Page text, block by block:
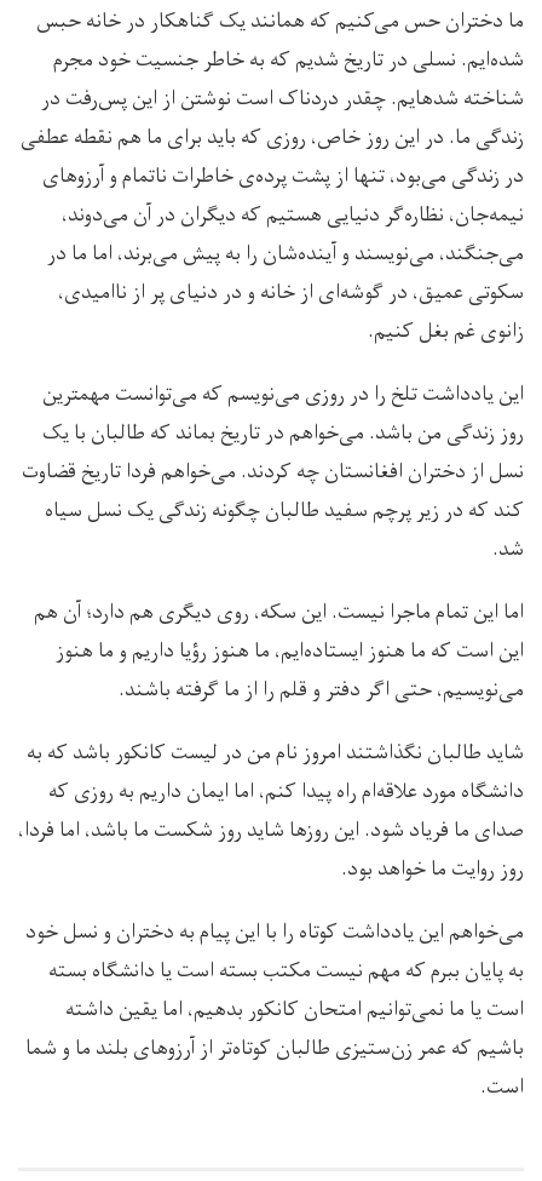
ما دختران حس می‌کنیم که همانند یک گناهکار در خانه حبس
شده‌ایم. نسلی در تاریخ شدیم که به خاطر جنسیت خود مجرم
شناخته شده‎ایم. چقدر دردناک است نوشتن از این پس‌رفت در
زندگی ما. در این روز خاص، روزی که باید برای ما هم نقطه عطفی
در زندگی می‌بود، تنها از پشت پرده‌ی خاطرات ناتمام و آرزوهای
نیمه‌جان، نظاره‌گر دنیایی هستیم که دیگران در آن می‌دوند،
می‌جنگند، می‌نویسند و آینده‌شان را به پیش می‌برند، اما ما در
سکوتی عمیق، در گوشه‌ای از خانه و در دنیای پر از ناامیدی،
زانوی غم بغل کنیم.
این یادداشت تلخ را در روزی می‌نویسم که می‌توانست مهمترین
روز زندگی من باشد. می‌خواهم در تاریخ بماند که طالبان با یک
نسل از دختران افغانستان چه کردند. می‌خواهم فردا تاریخ قضاوت
کند که در زیر پرچم سفید طالبان چگونه زندگی یک نسل سیاه
شد.
اما این تمام ماجرا نیست. این سکه، روی دیگری هم دارد؛ آن هم
این است که ما هنوز ایستاده‌ایم، ما هنوز رؤیا داریم و ما هنوز
می‌نویسیم، حتی اگر دفتر و قلم را از ما گرفته باشند.
شاید طالبان نگذاشتند امروز نام من در لیست کانکور باشد که به
دانشگاه مورد علاقه‌ام راه پیدا کنم، اما ایمان داریم به روزی که
صدای ما فریاد شود. این روزها شاید روز شکست ما باشد، اما فردا،
روز روایت ما خواهد بود.
می‌خواهم این یادداشت کوتاه را با این پیام به دختران و نسل خود
به پایان ببرم که مهم نیست مکتب بسته است یا دانشگاه بسته
است یا ما نمی‌توانیم امتحان کانکور بدهیم، اما یقین داشته
باشیم که عمر زن‌ستیزی طالبان کوتاه‌تر از آرزوهای بلند ما و شما
است.